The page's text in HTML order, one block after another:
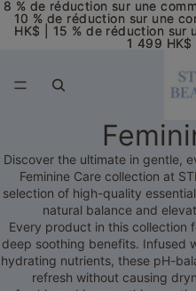
8 % de réduction sur une
10 % de réduction sur une
HK$ | 15 % de réduction sur
1 499 HK$
8 % de réduction sur une
10 % de réduction sur une
HK$ | 15 % de réduction sur
1 499 HK$
Discover the ultimate in gentle,
Feminine Care collection at
selection of high-quality
natural balance and
Every product in this collection
deep soothing benefits. Infused
hydrating nutrients, these pH-
refresh without causing